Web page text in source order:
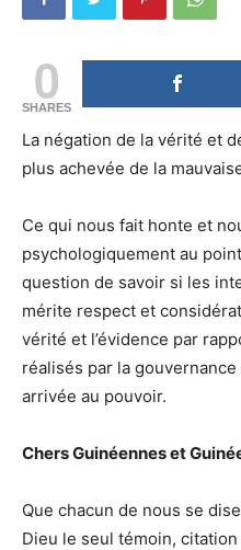
0
SHARES
La négation de la vérité et
plus achevée de la
Ce qui nous fait honte et
psychologiquement au
question de savoir si les
mérite respect et
vérité et l’évidence par
réalisés par la
arrivée au pouvoir.
Chers Guinéennes et
Que chacun de nous se
Dieu le seul témoin, citation